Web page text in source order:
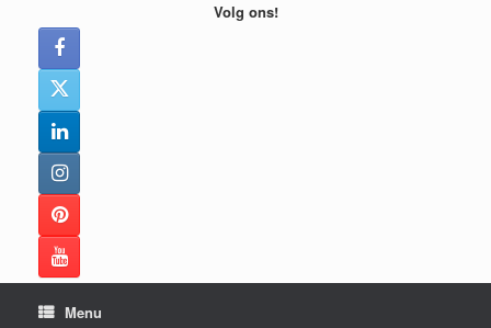
Volg ons!
Menu